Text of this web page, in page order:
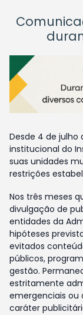
Desde 4 de julho
institucional do
suas unidades
restrições
Nos três meses
divulgação de
entidades da
hipóteses
evitados
públicos,
gestão.
estritamente
emergenciais ou
caráter